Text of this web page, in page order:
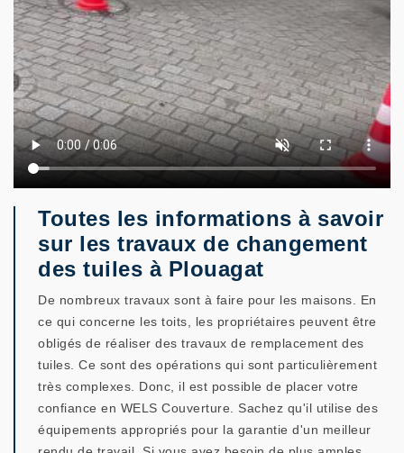
Toutes les informations à savoir
sur les travaux de changement
des tuiles à Plouagat
De nombreux travaux sont à faire pour les maisons. En
ce qui concerne les toits, les propriétaires peuvent être
obligés de réaliser des travaux de remplacement des
tuiles. Ce sont des opérations qui sont particulièrement
très complexes. Donc, il est possible de placer votre
confiance en WELS Couverture. Sachez qu'il utilise des
équipements appropriés pour la garantie d'un meilleur